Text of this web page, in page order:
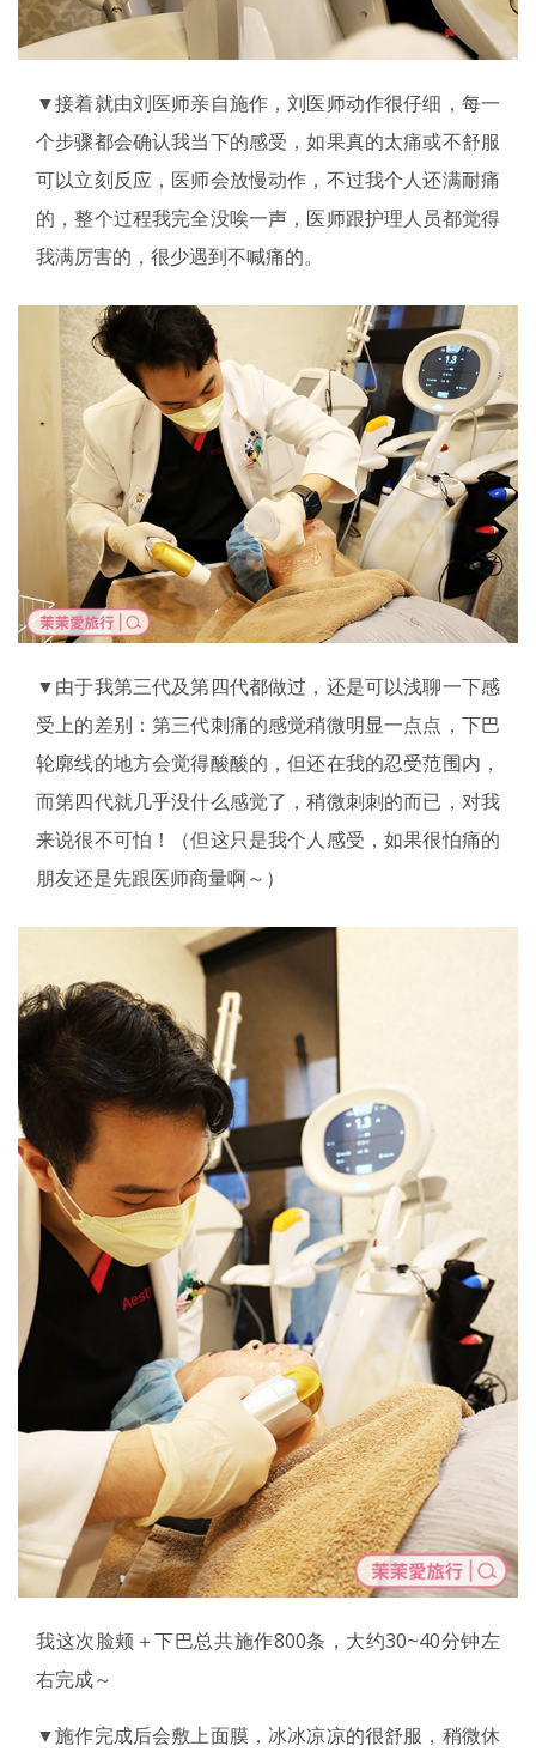
▼接着就由刘医师亲自施作，刘医师动作很仔细，每一
个步骤都会确认我当下的感受，如果真的太痛或不舒服
可以立刻反应，医师会放慢动作，不过我个人还满耐痛
的，整个过程我完全没唉一声，医师跟护理人员都觉得
我满厉害的，很少遇到不喊痛的。
▼由于我第三代及第四代都做过，还是可以浅聊一下感
受上的差别：第三代刺痛的感觉稍微明显一点点，下巴
轮廓线的地方会觉得酸酸的，但还在我的忍受范围内，
而第四代就几乎没什么感觉了，稍微刺刺的而已，对我
来说很不可怕！（但这只是我个人感受，如果很怕痛的
朋友还是先跟医师商量啊～）
我这次脸颊＋下巴总共施作800条，大约30~40分钟左
右完成～
▼施作完成后会敷上面膜，冰冰凉凉的很舒服，稍微休